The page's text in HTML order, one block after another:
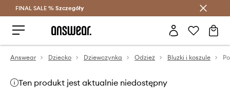
Oszczędzaj z Answear Club >
FINAL SALE % Szczegóły
Answear Dziecko Dziewczynka Odzież Bluzki i koszule
Ten produkt jest aktualnie niedostępny